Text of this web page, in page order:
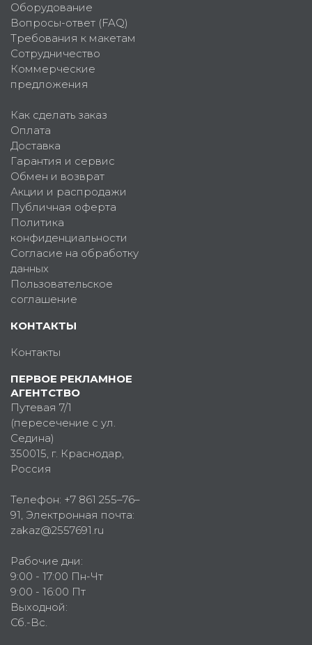
Оборудование
Вопросы-ответ (FAQ)
Требования к макетам
Сотрудничество
Коммерческие
предложения
Как сделать заказ
Оплата
Доставка
Гарантия и сервис
Обмен и возврат
Акции и распродажи
Публичная оферта
Политика
конфиденциальности
Согласие на обработку
данных
Пользовательское
соглашение
КОНТАКТЫ
Контакты
ПЕРВОЕ РЕКЛАМНОЕ
АГЕНТСТВО
Путевая 7/1
(пересечение с ул.
Седина)
350015, г. Краснодар,
Россия
Телефон: +7 861 255–76–
91, Электронная почта:
zakaz@2557691.ru
Рабочие дни:
9:00 - 17:00 Пн-Чт
9:00 - 16:00 Пт
Выходной:
Сб.-Вс.